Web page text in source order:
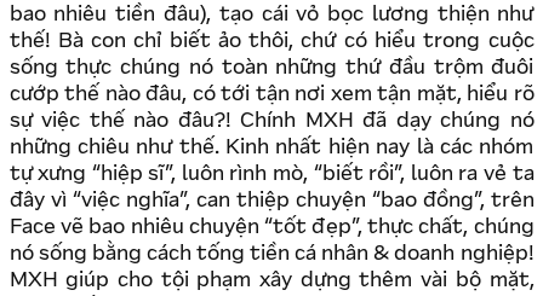
bao nhiêu tiền đâu), tạo cái vỏ bọc lương thiện như
thế! Bà con chỉ biết ảo thôi, chứ có hiểu trong cuộc
sống thực chúng nó toàn những thứ đầu trộm đuôi
cướp thế nào đâu, có tới tận nơi xem tận mặt, hiểu rõ
sự việc thế nào đâu?! Chính MXH đã dạy chúng nó
những chiêu như thế. Kinh nhất hiện nay là các nhóm
tự xưng “hiệp sĩ”, luôn rình mò, “biết rồi”, luôn ra vẻ ta
đây vì “việc nghĩa”, can thiệp chuyện “bao đồng”, trên
Face vẽ bao nhiêu chuyện “tốt đẹp”, thực chất, chúng
nó sống bằng cách tống tiền cá nhân & doanh nghiệp!
MXH giúp cho tội phạm xây dựng thêm vài bộ mặt,